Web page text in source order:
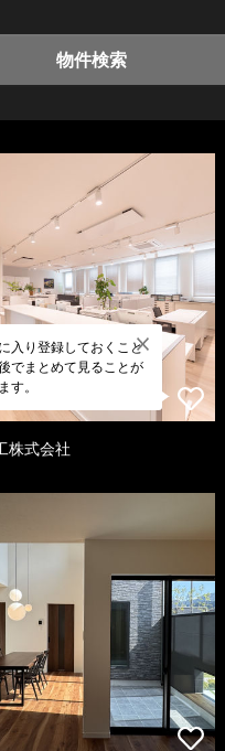
物件検索
入り登録しておくこと
でまとめて見ることが
す。
株式会社